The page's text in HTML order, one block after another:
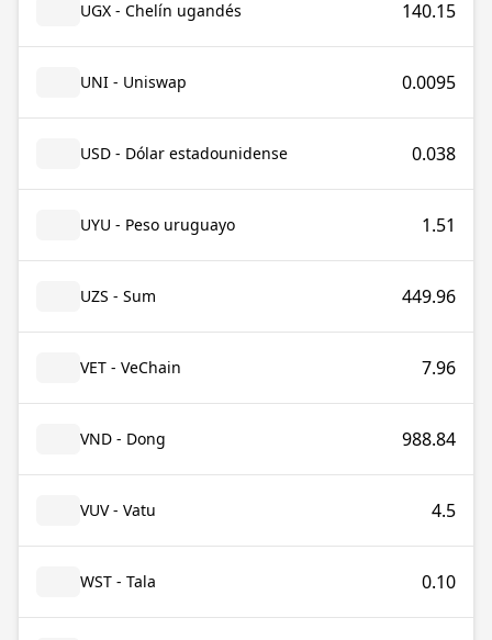
UGX - Chelín ugandés 140.15
UNI - Uniswap 0.0095
USD - Dólar estadounidense 0.038
UYU - Peso uruguayo 1.51
UZS - Sum 449.96
VET - VeChain 7.96
VND - Dong 988.84
VUV - Vatu 4.5
WST - Tala 0.10